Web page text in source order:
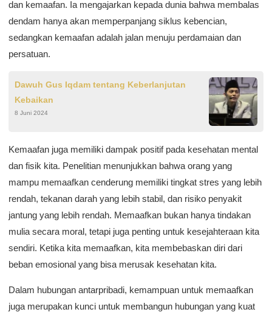
dan kemaafan. Ia mengajarkan kepada dunia bahwa membalas
dendam hanya akan memperpanjang siklus kebencian,
sedangkan kemaafan adalah jalan menuju perdamaian dan
persatuan.
Dawuh Gus Iqdam tentang Keberlanjutan
Kebaikan
8 Juni 2024
Kemaafan juga memiliki dampak positif pada kesehatan mental
dan fisik kita. Penelitian menunjukkan bahwa orang yang
mampu memaafkan cenderung memiliki tingkat stres yang lebih
rendah, tekanan darah yang lebih stabil, dan risiko penyakit
jantung yang lebih rendah. Memaafkan bukan hanya tindakan
mulia secara moral, tetapi juga penting untuk kesejahteraan kita
sendiri. Ketika kita memaafkan, kita membebaskan diri dari
beban emosional yang bisa merusak kesehatan kita.
Dalam hubungan antarpribadi, kemampuan untuk memaafkan
juga merupakan kunci untuk membangun hubungan yang kuat